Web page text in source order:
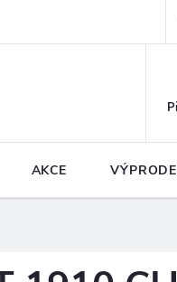
Podmínky ochrany
AKCE